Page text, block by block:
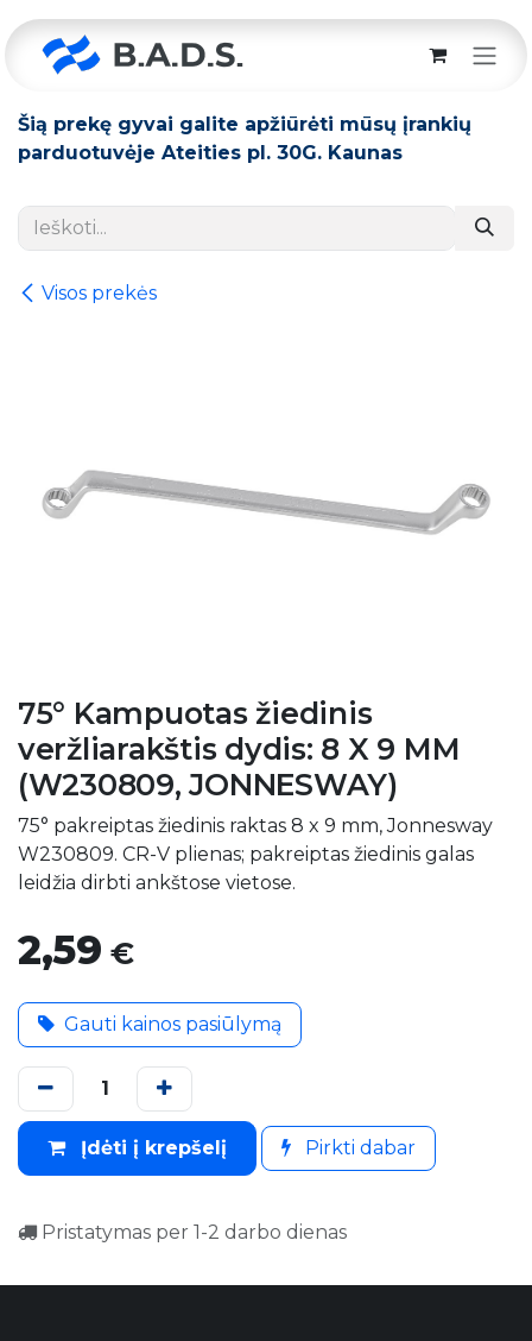
Šią prekę gyvai galite apžiūrėti mūsų įrankių
parduotuvėje Ateities pl. 30G. Kaunas
Visos prekės
75° Kampuotas žiedinis
veržliarakštis dydis: 8 X 9 MM
(W230809, JONNESWAY)
75° pakreiptas žiedinis raktas 8 x 9 mm, Jonnesway
W230809. CR-V plienas; pakreiptas žiedinis galas
leidžia dirbti ankštose vietose.
2,59 €
Gauti kainos pasiūlymą
Įdėti į krepšelį Pirkti dabar
Pristatymas per 1-2 darbo dienas